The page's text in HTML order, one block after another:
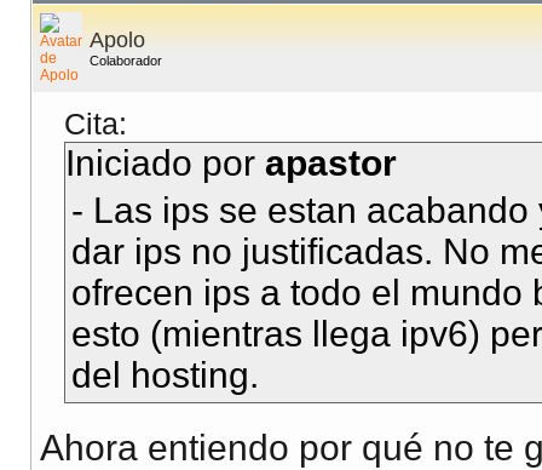
Apolo
Colaborador
Cita:
Iniciado por apastor
- Las ips se estan
dar ips no justificadas. No
ofrecen ips a todo el
esto (mientras llega ipv6)
del hosting.
Ahora entiendo por qué no te